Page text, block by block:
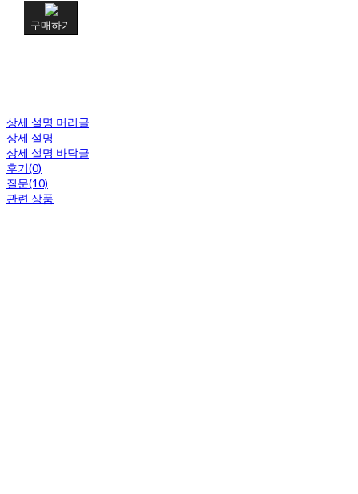
구매하기
상세 설명 머리글
상세 설명
상세 설명 바닥글
후기(0)
질문(10)
관련 상품